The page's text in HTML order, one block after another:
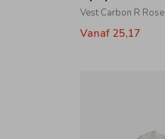
Vest Carbon R Rose
Vanaf 25,17